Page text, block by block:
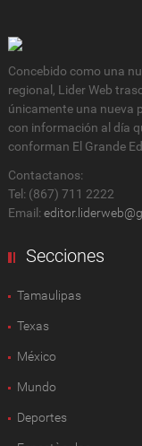
Concebido como una
regional, Lider Web
únicamente una nueva
con información al día
conforman El Grande
Contactanos:
Tel: (867) 711 2222
Email:
Secciones
Tamaulipas
Texas
México
Mundo
Deportes